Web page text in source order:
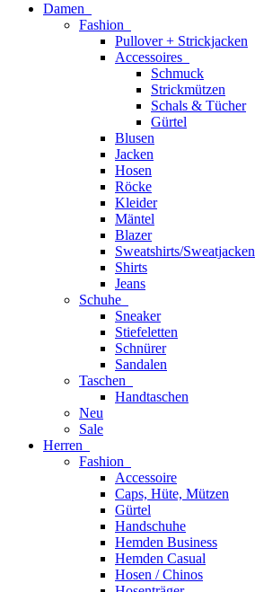
Damen
Fashion
Pullover + Strickjacken
Accessoires
Schmuck
Strickmützen
Schals & Tücher
Gürtel
Blusen
Jacken
Hosen
Röcke
Kleider
Mäntel
Blazer
Sweatshirts/Sweatjacken
Shirts
Jeans
Schuhe
Sneaker
Stiefeletten
Schnürer
Sandalen
Taschen
Handtaschen
Neu
Sale
Herren
Fashion
Accessoire
Caps, Hüte, Mützen
Gürtel
Handschuhe
Hemden Business
Hemden Casual
Hosen / Chinos